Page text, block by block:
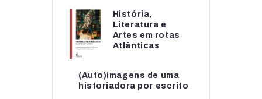
História,
Literatura e
Artes em rotas
Atlânticas
(Auto)imagens de uma
historiadora por escrito
História,
Literatura e
Artes em rotas...
(Auto)imagens de uma
historiadora por escrito